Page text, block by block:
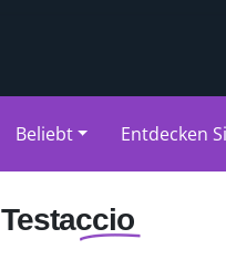
Beliebt Entdecken
Testaccio